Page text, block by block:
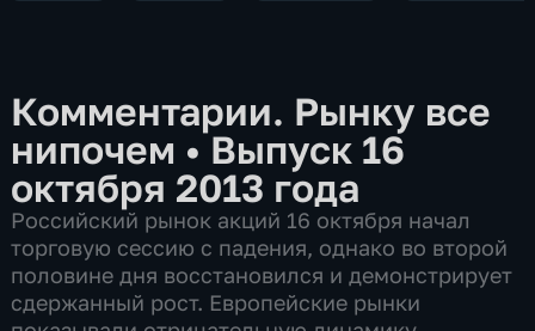
Комментарии. Рынку все
нипочем •Выпуск 16
октября 2013 года
Российский рынок акций 16 октября начал
торговую сессию с падения, однако во второй
половине дня восстановился и демонстрирует
сдержанный рост. Европейские рынки